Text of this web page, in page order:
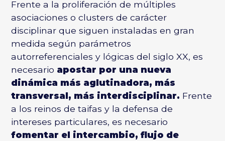
Frente a la proliferación de múltiples
asociaciones o clusters de carácter
disciplinar que siguen instaladas en gran
medida según parámetros
autorreferenciales y lógicas del siglo XX, es
necesario apostar por una nueva
dinámica más aglutinadora, más
transversal, más interdisciplinar. Frente
a los reinos de taifas y la defensa de
intereses particulares, es necesario
fomentar el intercambio, flujo de